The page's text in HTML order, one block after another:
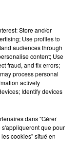
3 août 2026
Incendie
lance un
Le feu, parti
au quartier
habitations
centaine de
Store and/or
Use profiles to
audiences through
content; Use
fraud, and fix errors;
process personal
actively
Identify devices
dans "Gérer
s'appliqueront que pour
cookies" situé en